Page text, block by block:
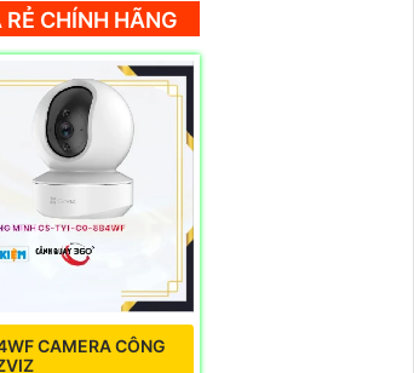
CHÍNH HÃNG
CAMERA CÔNG